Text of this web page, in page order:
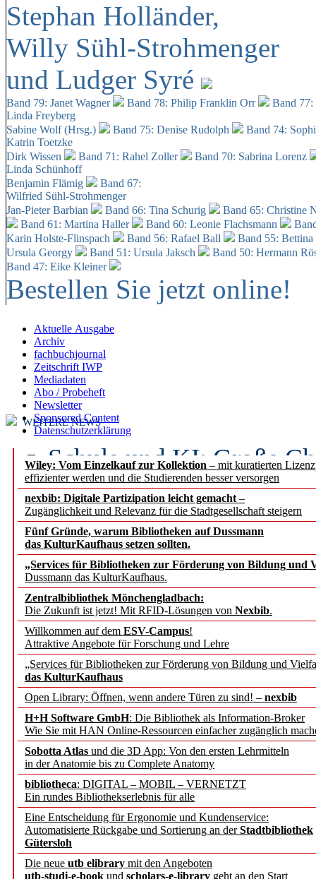
Stephan Holländer,
Willy Sühl-Strohmenger
und Ludger Syré
Band 79: Janet Wagner Band 78: Philip Franklin Orr
Band
Linda Freyberg
Sabine Wolf (Hrsg.)
Band 75: Denise Rudolph
Band 74:
Katrin Toetzke
Dirk Wissen
Band 71: Rahel Zoller
Band 70: Sabrina Lorenz
Linda Schünhoff
Benjamin Flämig
Band 67:
Wilfried Sühl-Strohmenger
Jan-Pieter Barbian
Band 66: Tina Schurig
Band 65: Christine
Band 61: Martina Haller
Band 60: Leonie Flachsmann
Karin Holste-Flinspach
Band 56: Rafael Ball
Band 55:
Ursula Georgy
Band 51: Ursula Jaksch Band 50: Hermann
Band 47: Eike Kleiner
Bestellen Sie jetzt online!
Aktuelle Ausgabe
Archiv
fachbuchjournal
Zeitschrift IWP
Mediadaten
Abo / Probeheft
Newsletter
Sponsored Content
Datenschutzerklärung
Wiley: Vom Einzelkauf zur Kollektion – mit kuratierten
effizienter werden und die Studierenden besser versorgen
nexbib: Digitale Partizipation leicht gemacht –
Zugänglichkeit und Relevanz für die Stadtgesellschaft steigern
Fünf Gründe, warum Bibliotheken auf Dussmann
das KulturKaufhaus setzen sollten.
„Services für Bibliotheken zur Förderung von Bildung und
Dussmann das KulturKaufhaus.
Zentralbibliothek Mönchengladbach:
Die Zukunft ist jetzt! Mit RFID-Lösungen von Nexbib.
Willkommen auf dem ESV-Campus!
Attraktive Angebote für Forschung und Lehre
„Services für Bibliotheken zur Förderung von Bildung und
das KulturKaufhaus
Open Library: Öffnen, wenn andere Türen zu sind! – nexbib
H+H Software GmbH: Die Bibliothek als Information-Broker
Wie Sie mit HAN Online-Ressourcen einfacher zugänglich
Sobotta Atlas und die 3D App: Von den ersten Lehrmitteln
in der Anatomie bis zu Complete Anatomy
bibliotheca: DIGITAL – MOBIL – VERNETZT
Ein rundes Bibliothekserlebnis für alle
Eine Entscheidung für Ergonomie und Kundenservice:
Automatisierte Rückgabe und Sortierung an derStadtbibliothek
Gütersloh
Die neue utb elibrary mit den Angeboten
utb-studi-e-book und scholars-e-library geht an den Start
WEITERE NEWS
Schule und KI: Große
Voraussetzungen
Erfolgreiches erstes
Segment Research –
angepasst
konstruktiv!
Mohr Siebeck
und die Zeitschrift für
Francke Attempto
EBSCO Information
Recherchefunktionen in
Sorbisches Institut neu
Geschichte und